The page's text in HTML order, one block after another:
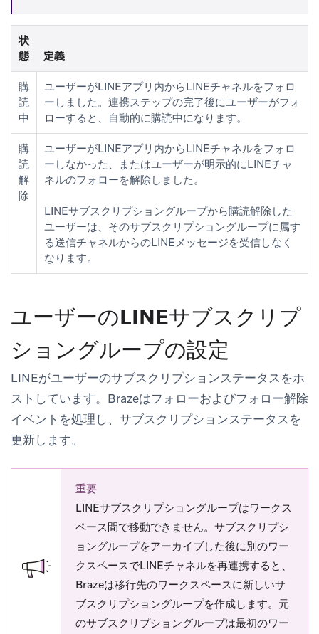
状
態
定義
購
読
中
ユーザーがLINEアプリ内からLINEチャネルをフォロ
ーしました。連携ステップの完了後にユーザーがフォ
ローすると、自動的に購読中になります。
購
読
解
除
ユーザーがLINEアプリ内からLINEチャネルをフォロ
ーしなかった、またはユーザーが明示的にLINEチャ
ネルのフォローを解除しました。
LINEサブスクリプショングループから購読解除した
ユーザーは、そのサブスクリプショングループに属す
る送信チャネルからのLINEメッセージを受信しなく
なります。
ユーザーのLINEサブスクリプ
ショングループの設定
LINEがユーザーのサブスクリプションステータスをホ
ストしています。Brazeはフォローおよびフォロー解除
イベントを処理し、サブスクリプションステータスを
更新します。
重要
LINEサブスクリプショングループはワークス
ペース間で移動できません。サブスクリプシ
ョングループをアーカイブした後に別のワー
クスペースでLINEチャネルを再連携すると、
Brazeは移行先のワークスペースに新しいサ
ブスクリプショングループを作成します。元
のサブスクリプショングループは最初のワー